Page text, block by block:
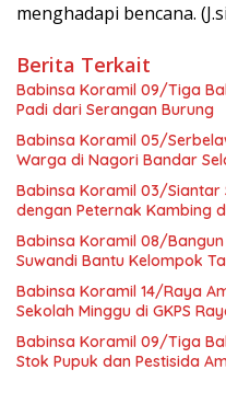
menghadapi bencana.
Berita Terkait
Babinsa Koramil 09/Tiga
Padi dari Serangan Burung
Babinsa Koramil 05/
Warga di Nagori Bandar
Babinsa Koramil 03/Siantar
dengan Peternak Kambing
Babinsa Koramil 08/
Suwandi Bantu Kelompok
Babinsa Koramil 14/Raya
Sekolah Minggu di GKPS
Babinsa Koramil 09/Tiga
Stok Pupuk dan Pestisida